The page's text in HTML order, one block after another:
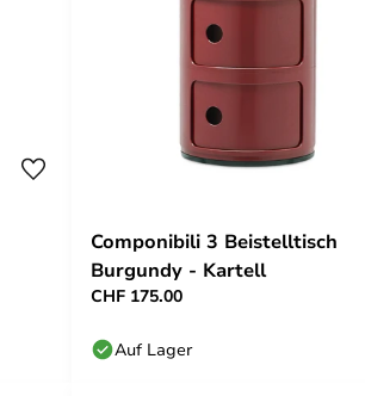
Componibili 3 Beistelltisch
Burgundy - Kartell
CHF 175.00
Auf Lager